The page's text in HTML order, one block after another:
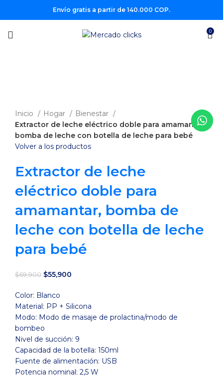
Envío gratis a partir de 140.000 COP.
0
Inicio Hogar
Bienestar
Extractor de leche eléctrico doble para amamantar,
bomba de leche con botella de leche para bebé
Volver a los productos
Extractor de leche
eléctrico doble para
amamantar, bomba de
leche con botella de leche
para bebé
$69,900 El
original
era:
$69,900.
$55,900
es:
$55,900.
Color: Blanco
Material: PP + Silicona
Modo: Modo de masaje de prolactina/modo de
bombeo
Nivel de succión: 9
Capacidad de la botella: 150ml
Fuente de alimentación: USB
Potencia nominal: 2,5 W